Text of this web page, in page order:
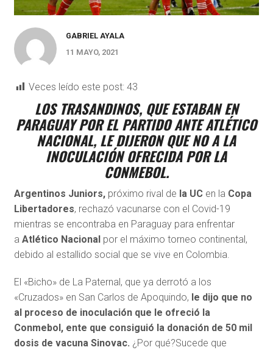
GABRIEL AYALA
11 MAYO, 2021
Veces leído este post: 43
LOS TRASANDINOS, QUE ESTABAN EN
PARAGUAY POR EL PARTIDO ANTE ATLÉTICO
NACIONAL, LE DIJERON QUE NO A LA
INOCULACIÓN OFRECIDA POR LA
CONMEBOL.
Argentinos Juniors,próximo rival de la UC en la Copa
Libertadores, rechazó vacunarse con el Covid-19
mientras se encontraba en Paraguay para enfrentar
a Atlético Nacional por el máximo torneo continental,
debido al estallido social que se vive en Colombia.
El «Bicho» de La Paternal, que ya derrotó a los
«Cruzados» en San Carlos de Apoquindo, le dijo que no
al proceso de inoculación que le ofreció la
Conmebol, ente que consiguió la donación de 50 mil
dosis de vacuna Sinovac. ¿Por qué?Sucede que